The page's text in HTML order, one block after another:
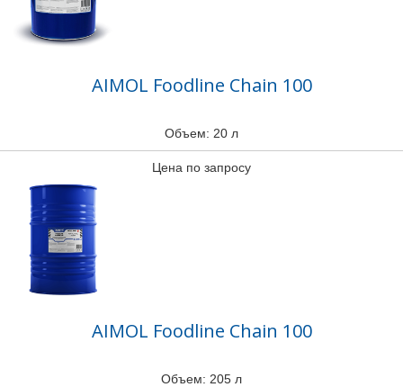
AIMOL Foodline Chain 100
Объем: 20 л
Цена по запросу
AIMOL Foodline Chain 100
Объем: 205 л